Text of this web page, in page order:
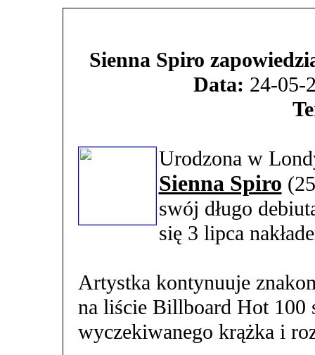
Sienna Spiro
Data: 24-05-
Urodzona w
Sienna Spiro
swój długo
się 3 lipca
Artystka kontynuuje
na liście Billboard Hot 100
wyczekiwanego krążka i